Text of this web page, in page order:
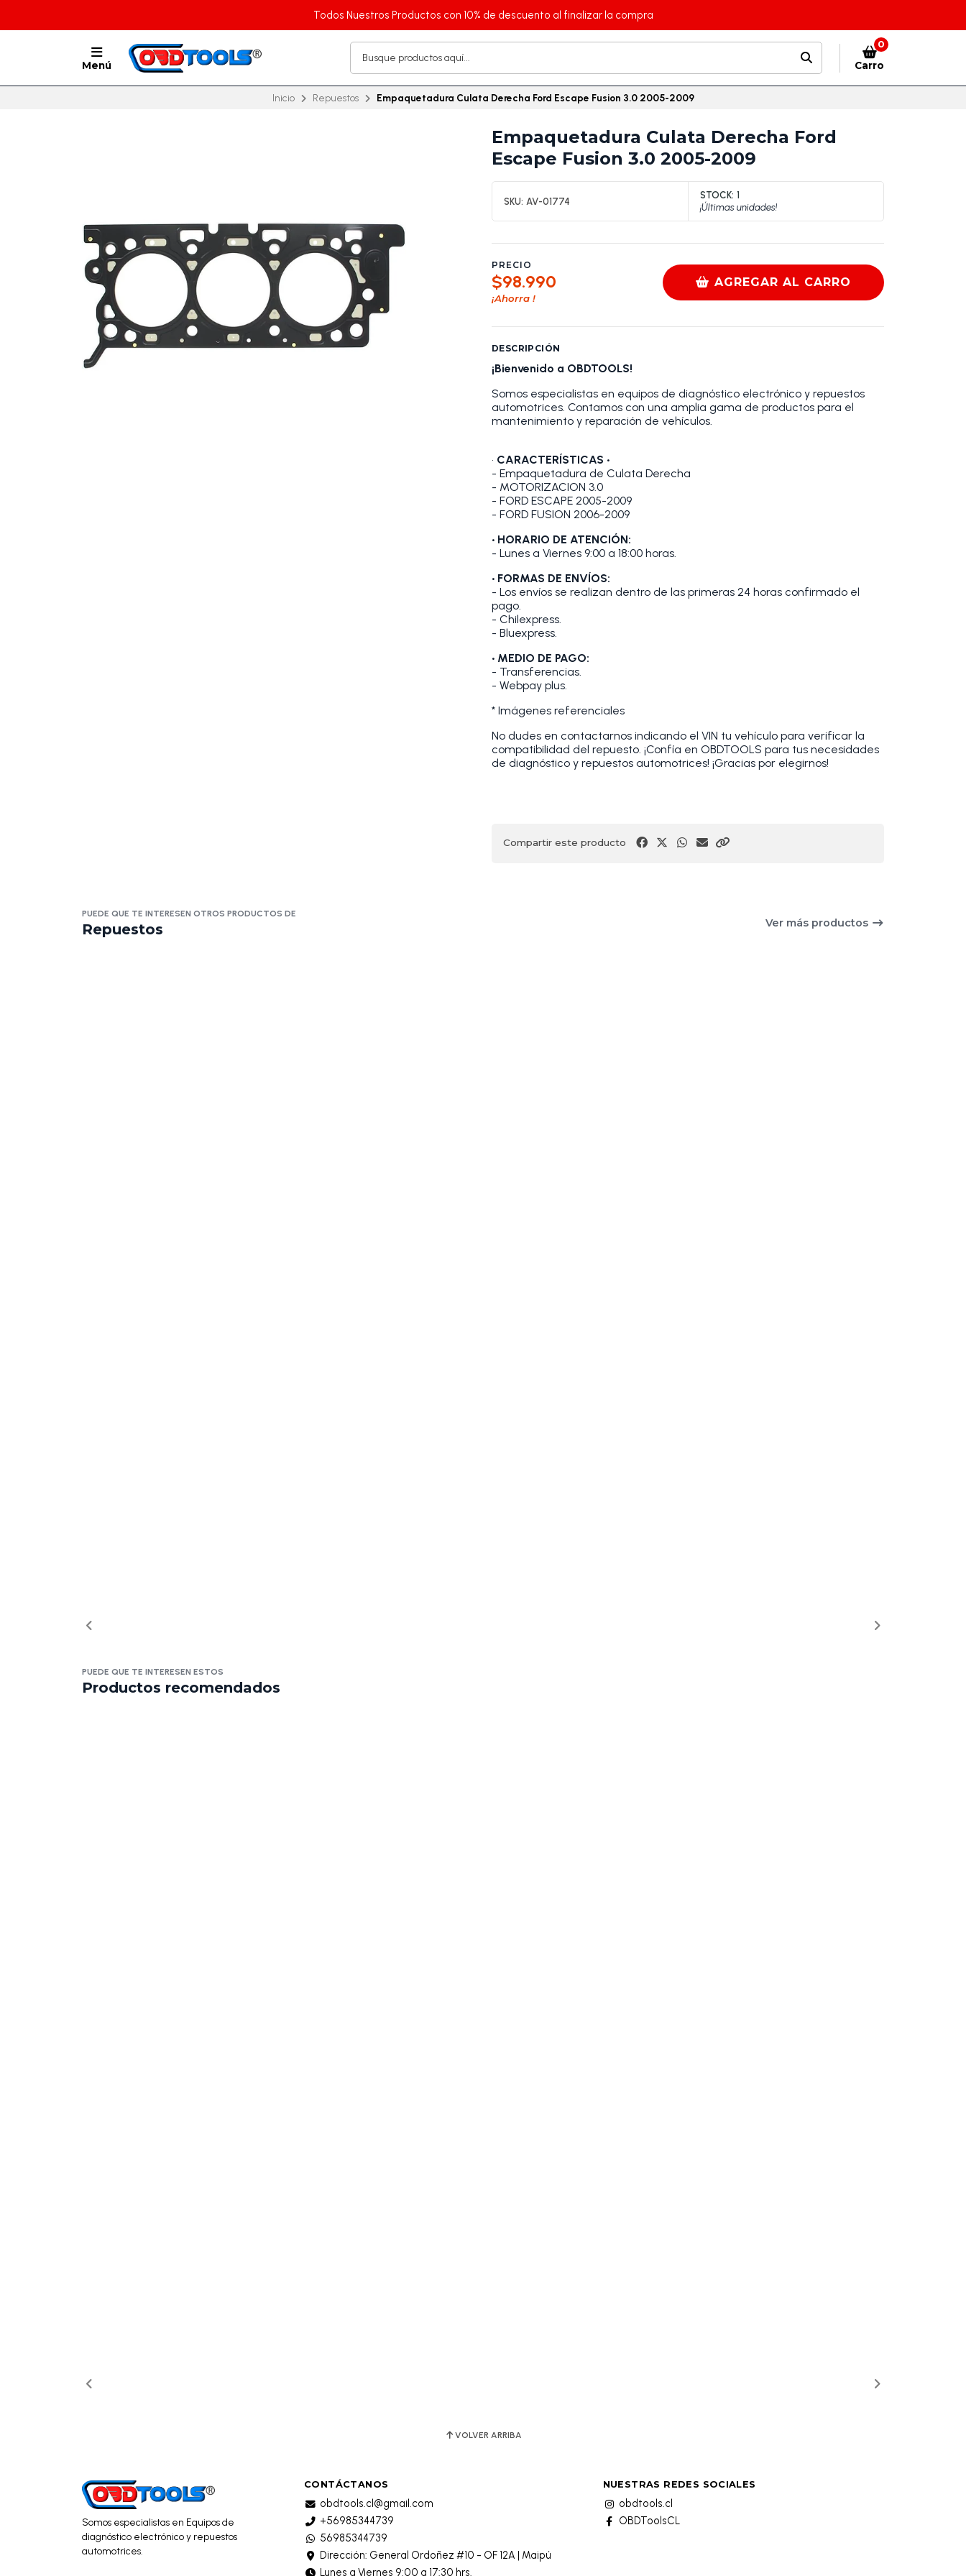
Todos Nuestros Productos con 10% de descuento al finalizar la compra
Menú
0
Carro
Inicio Repuestos Empaquetadura Culata Derecha Ford Escape Fusion 3.0 2005-2009
Empaquetadura Culata Derecha Ford
Escape Fusion 3.0 2005-2009
SKU: AV-01774
STOCK: 1
¡Últimas unidades!
PRECIO
$98.990
¡Ahorra !
AGREGAR AL CARRO
DESCRIPCIÓN
¡Bienvenido a OBDTOOLS!
Somos especialistas en equipos de diagnóstico electrónico y repuestos
automotrices. Contamos con una amplia gama de productos para el
mantenimiento y reparación de vehículos.
• CARACTERÍSTICAS •
- Empaquetadura de Culata Derecha
- MOTORIZACION 3.0
- FORD ESCAPE 2005-2009
- FORD FUSION 2006-2009
• HORARIO DE ATENCIÓN:
- Lunes a Viernes 9:00 a 18:00 horas.
• FORMAS DE ENVÍOS:
- Los envíos se realizan dentro de las primeras 24 horas confirmado el
pago.
- Chilexpress.
- Bluexpress.
• MEDIO DE PAGO:
- Transferencias.
- Webpay plus.
* Imágenes referenciales
No dudes en contactarnos indicando el VIN tu vehículo para verificar la
compatibilidad del repuesto. ¡Confía en OBDTOOLS para tus necesidades
de diagnóstico y repuestos automotrices! ¡Gracias por elegirnos!
Compartir este producto
PUEDE QUE TE INTERESEN OTROS PRODUCTOS DE
Repuestos Ver más productos
PUEDE QUE TE INTERESEN ESTOS
Productos recomendados
VOLVER ARRIBA
Somos especialistas en Equipos de
diagnóstico electrónico y repuestos
automotrices.
CONTÁCTANOS
obdtools.cl@gmail.com
+56985344739
56985344739
Dirección: General Ordoñez #10 - OF 12A | Maipú
Lunes a Viernes 9:00 a 17:30 hrs.
NUESTRAS REDES SOCIALES
obdtools.cl
OBDToolsCL